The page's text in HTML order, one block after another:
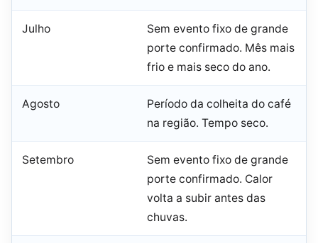
Julho
Sem evento fixo de grande
porte confirmado. Mês mais
frio e mais seco do ano.
Agosto
Período da colheita do café
na região. Tempo seco.
Setembro
Sem evento fixo de grande
porte confirmado. Calor
volta a subir antes das
chuvas.